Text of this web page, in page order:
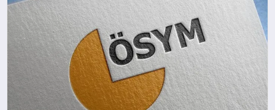
SIYASET
EĞITIM